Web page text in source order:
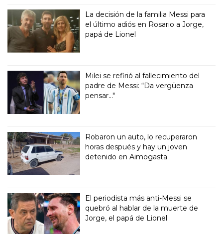
La decisión de la familia Messi para
el último adiós en Rosario a Jorge,
papá de Lionel
Milei se refirió al fallecimiento del
padre de Messi: “Da vergüenza
pensar..."
Robaron un auto, lo recuperaron
horas después y hay un joven
detenido en Aimogasta
El periodista más anti-Messi se
quebró al hablar de la muerte de
Jorge, el papá de Lionel